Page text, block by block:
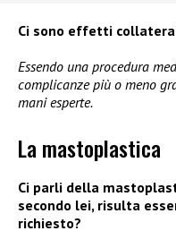
Ci sono effetti
Essendo una procedura
complicanze più o meno
mani esperte.
La mastoplastica
Ci parli della
secondo lei, risulta
richiesto?